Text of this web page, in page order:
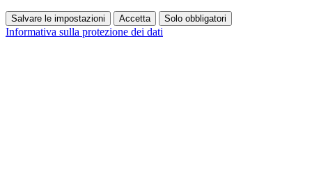
Salvare le impostazioni Accetta Solo obbligatori
Informativa sulla protezione dei dati